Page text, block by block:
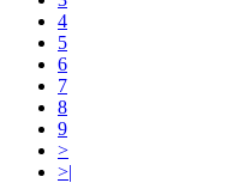
4
5
6
7
8
9
>
>|